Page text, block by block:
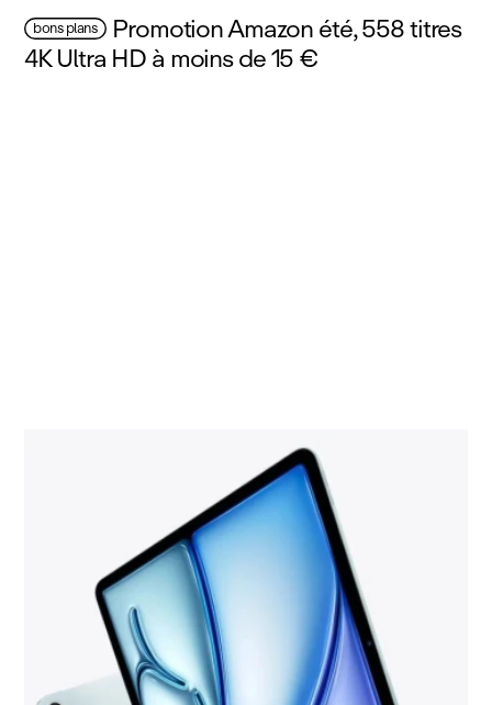
bons plans Promotion Amazon été, 558 titres
4K Ultra HD à moins de 15 €